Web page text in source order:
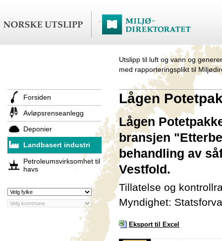
Utslipp til luft og vann og
med rapporteringsplikt til
Forsiden
Avløpsrenseanlegg
Deponier
Landbasert industri
Petroleumsvirksomhet til
havs
Lågen
Lågen
bransjen
behandling av
Vestfold.
Tillatelse og
Myndighet:
Eksport til Excel